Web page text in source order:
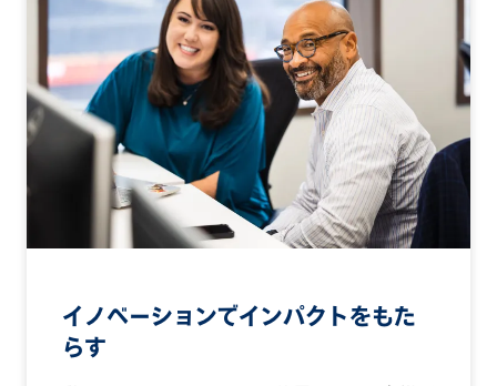
イノベーションでインパクトをもた
らす